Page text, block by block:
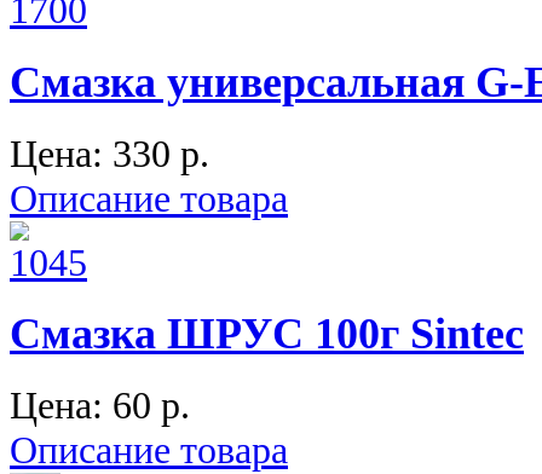
Смазка универсальная
Цена: 330 p.
Описание товара
Смазка ШРУС 100г Sintec
Цена: 60 p.
Описание товара